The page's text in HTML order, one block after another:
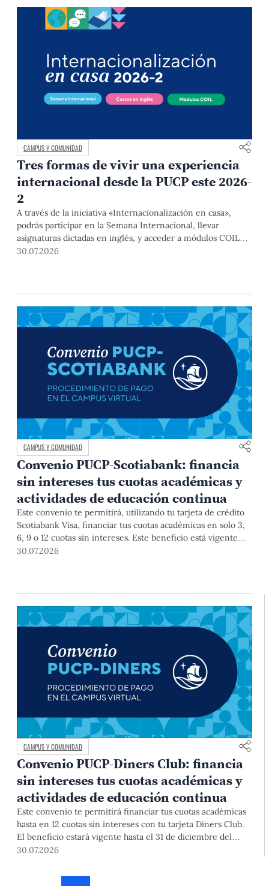
CAMPUS Y COMUNIDAD
Tres formas de vivir una experiencia
internacional desde la PUCP este 2026-
2
A través de la iniciativa «Internacionalización en casa»,
podrás participar en la Semana Internacional, llevar
asignaturas dictadas en inglés, y acceder a módulos COIL
junto con estudiantes y docentes de universidades
30.07.2026
CAMPUS Y COMUNIDAD
Convenio PUCP-Scotiabank: financia
sin intereses tus cuotas académicas y
actividades de educación continua
Este convenio te permitirá, utilizando tu tarjeta de crédito
Scotiabank Visa, financiar tus cuotas académicas en solo 3,
6, 9 o 12 cuotas sin intereses. Este beneficio está vigente
hasta el 31 de diciembre de 2026, y aplica para pagos de
30.07.2026
CAMPUS Y COMUNIDAD
Convenio PUCP-Diners Club: financia
sin intereses tus cuotas académicas y
actividades de educación continua
Este convenio te permitirá financiar tus cuotas académicas
hasta en 12 cuotas sin intereses con tu tarjeta Diners Club.
El beneficio estará vigente hasta el 31 de diciembre del
2026 para pregrado y posgrado, así como para deudas de
programas, cursos o talleres de educación continua que se
30.07.2026